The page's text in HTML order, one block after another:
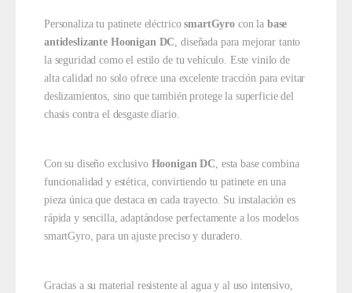
Personaliza tu patinete eléctricosmartGyrocon la base
antideslizante Hoonigan DC, diseñada para mejorar tanto
la seguridad como el estilo de tu vehículo. Este vinilo de
alta calidad no solo ofrece una excelente tracción para evitar
deslizamientos, sino que también protege la superficie del
chasis contra el desgaste diario.
Con su diseño exclusivo Hoonigan DC, esta base combina
funcionalidad y estética, convirtiendo tu patinete en una
pieza única que destaca en cada trayecto. Su instalación es
rápida y sencilla, adaptándose perfectamente a los modelos
smartGyro, para un ajuste preciso y duradero.
Gracias a su material resistente al agua y al uso intensivo,